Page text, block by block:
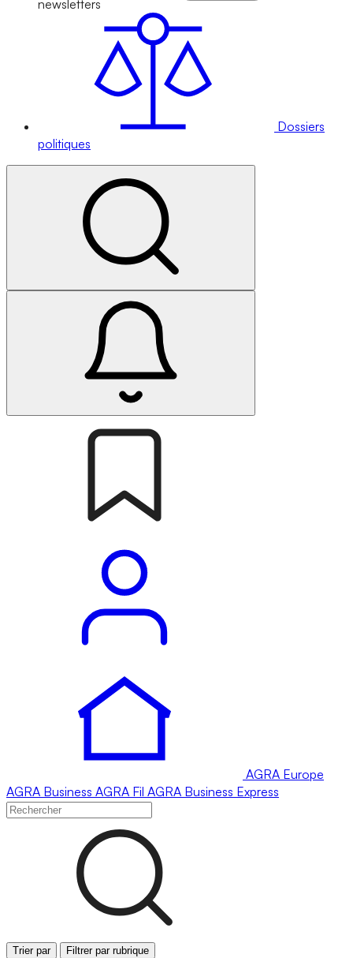
newsletters
Dossiers
politiques
AGRA Europe
AGRA Business AGRA Fil AGRA Business Express
Trier par Filtrer par rubrique